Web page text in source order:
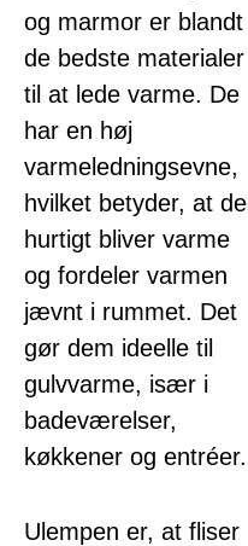
og marmor er blandt
de bedste materialer
til at lede varme. De
har en høj
varmeledningsevne,
hvilket betyder, at de
hurtigt bliver varme
og fordeler varmen
jævnt i rummet. Det
gør dem ideelle til
gulvvarme, især i
badeværelser,
køkkener og entréer.
Ulempen er, at fliser